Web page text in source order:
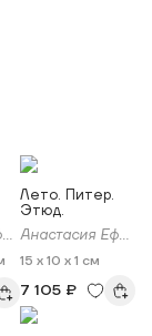
Анастасия Ефимова
Лето. Питер.
Этюд.
Анастасия Ефимова
15 x 10 x 1 см
7 105 ₽